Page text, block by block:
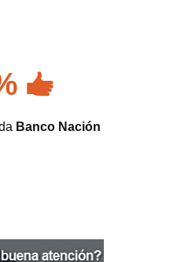
Banco Nación